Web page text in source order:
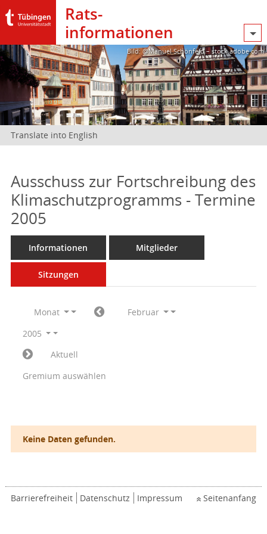
Rats­
informationen
Bild: @Manuel Schönfeld – stock.adobe.com
Translate into English
Ausschuss zur Fortschreibung des
Klimaschutzprogramms - Termine
2005
Informationen Mitglieder
Sitzungen
Monat
Februar
2005
Aktuell
Gremium auswählen
Keine Daten gefunden.
Barrierefreiheit Datenschutz Impressum Seitenanfang